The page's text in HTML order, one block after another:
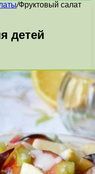
/Фруктовый салат
детей